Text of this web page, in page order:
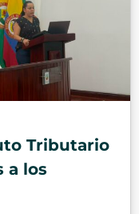
Tributario
a los